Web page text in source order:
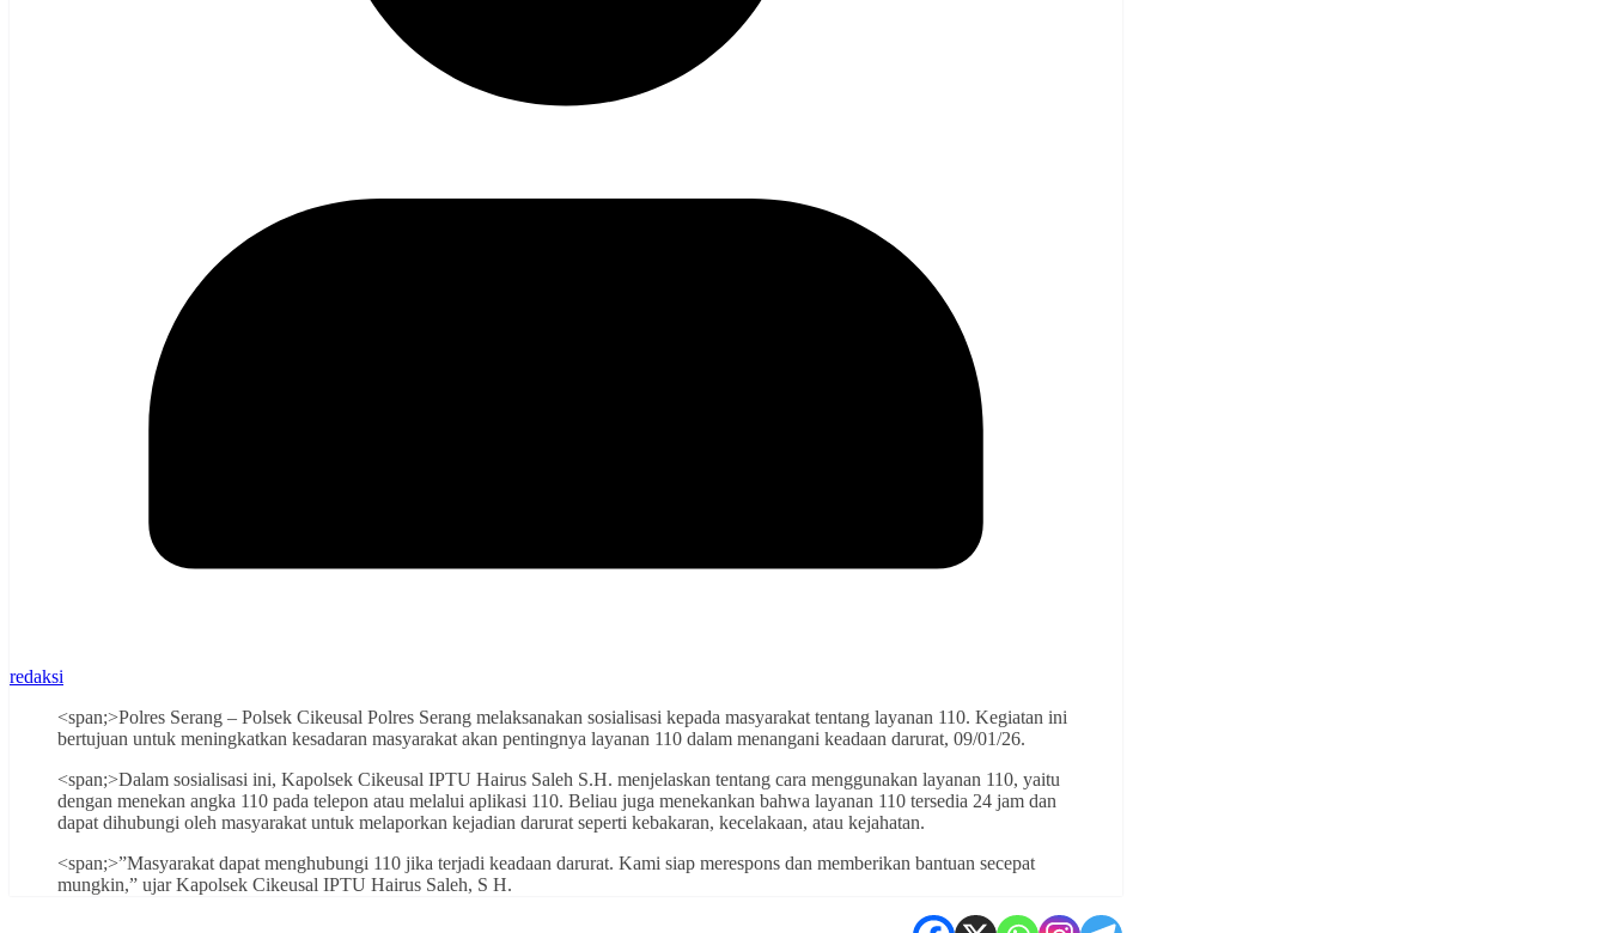
redaksi
<span;>Polres Serang – Polsek Cikeusal Polres Serang melaksanakan sosialisasi kepada masyarakat tentang layanan 110. Kegiatan ini
bertujuan untuk meningkatkan kesadaran masyarakat akan pentingnya layanan 110 dalam menangani keadaan darurat, 09/01/26.
<span;>Dalam sosialisasi ini, Kapolsek Cikeusal IPTU Hairus Saleh S.H. menjelaskan tentang cara menggunakan layanan 110, yaitu
dengan menekan angka 110 pada telepon atau melalui aplikasi 110. Beliau juga menekankan bahwa layanan 110 tersedia 24 jam dan
dapat dihubungi oleh masyarakat untuk melaporkan kejadian darurat seperti kebakaran, kecelakaan, atau kejahatan.
<span;>”Masyarakat dapat menghubungi 110 jika terjadi keadaan darurat. Kami siap merespons dan memberikan bantuan secepat
mungkin,” ujar Kapolsek Cikeusal IPTU Hairus Saleh, S H.